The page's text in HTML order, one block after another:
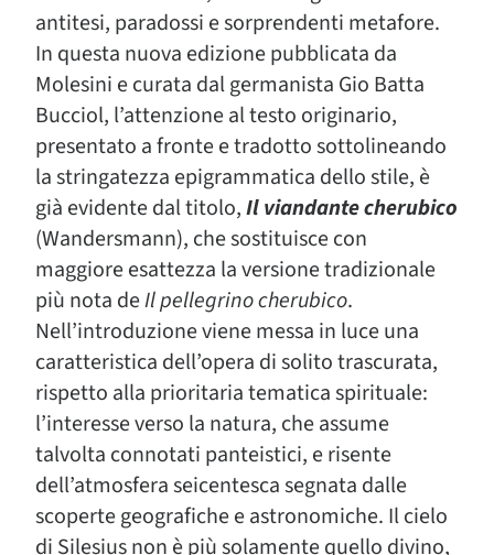
antitesi, paradossi e sorprendenti metafore.
In questa nuova edizione pubblicata da
Molesini e curata dal germanista Gio Batta
Bucciol, l’attenzione al testo originario,
presentato a fronte e tradotto sottolineando
la stringatezza epigrammatica dello stile, è
già evidente dal titolo,Il viandante cherubico
(Wandersmann), che sostituisce con
maggiore esattezza la versione tradizionale
più nota deIl pellegrino cherubico.
Nell’introduzione viene messa in luce una
caratteristica dell’opera di solito trascurata,
rispetto alla prioritaria tematica spirituale:
l’interesse verso la natura, che assume
talvolta connotati panteistici, e risente
dell’atmosfera seicentesca segnata dalle
scoperte geografiche e astronomiche. Il cielo
di Silesius non è più solamente quello divino,